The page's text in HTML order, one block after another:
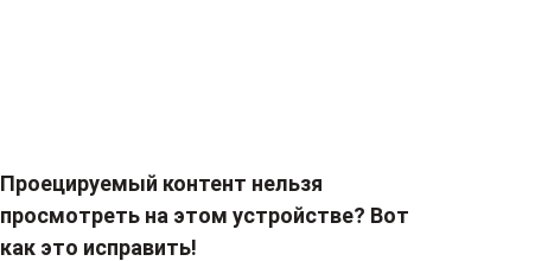
Проецируемый контент нельзя
просмотреть на этом устройстве? Вот
как это исправить!